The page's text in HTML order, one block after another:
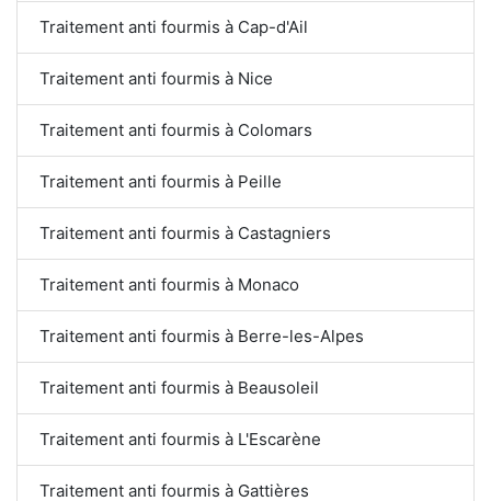
Traitement anti fourmis à Cap-d'Ail
Traitement anti fourmis à Nice
Traitement anti fourmis à Colomars
Traitement anti fourmis à Peille
Traitement anti fourmis à Castagniers
Traitement anti fourmis à Monaco
Traitement anti fourmis à Berre-les-Alpes
Traitement anti fourmis à Beausoleil
Traitement anti fourmis à L'Escarène
Traitement anti fourmis à Gattières